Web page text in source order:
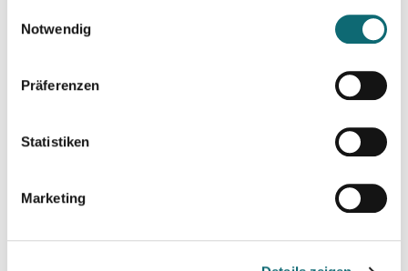
Notwendig
Präferenzen
Statistiken
Marketing
Hörfunk, Podcast, Moderation: „stimmig“ sprechen
21.11.2024